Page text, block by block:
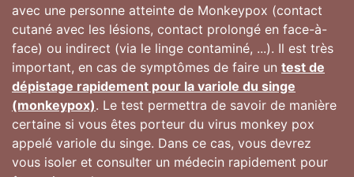
avec une personne atteinte de Monkeypox (contact
cutané avec les lésions, contact prolongé en face-à-
face) ou indirect (via le linge contaminé, ...). Il est très
important, en cas de symptômes de faire un test de
dépistage rapidement pour la variole du singe
(monkeypox). Le test permettra de savoir de manière
certaine si vous êtes porteur du virus monkey pox
appelé variole du singe. Dans ce cas, vous devrez
vous isoler et consulter un médecin rapidement pour